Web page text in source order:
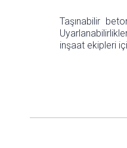
Taşınabilir
inşaat ekipleri